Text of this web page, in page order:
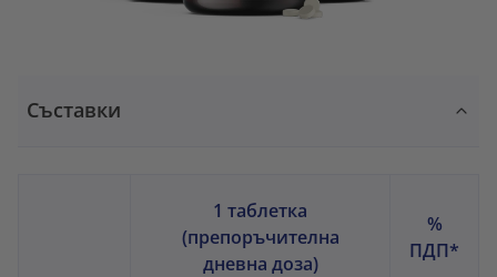
Съставки
1 таблетка
(препоръчителна
дневна доза)
%
ПДП*